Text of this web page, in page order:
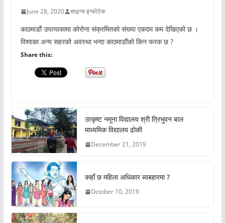
June 28, 2020 साइन्स इन्फोटेक
काठमाडौं उपत्याकामा कोरोना संक्रमितको संख्या एकदम कम देखिएको छ ।
विश्वका अन्य सहरको अवस्था भन्दा काठमाडौंको किन फरक छ ?
Share this:
उत्कृष्ट नमूना विद्यालय श्री त्रिभुवन बाल
माध्यमिक विद्यालय ढोकी
December 21, 2019
कहाँ छ महिला अधिकार ब्यबहारमा ?
October 10, 2019